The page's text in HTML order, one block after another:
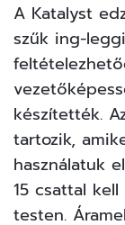
A Katalyst
szűk ing-
készítették.
tartozik,
használatuk
15 csattal
testen.